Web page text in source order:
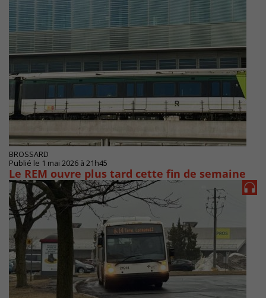
BROSSARD
Publié le 1 mai 2026 à 21h45
Le REM ouvre plus tard cette fin de semaine